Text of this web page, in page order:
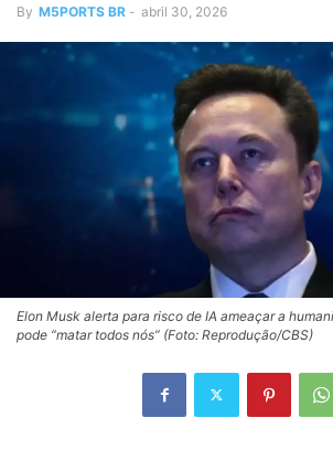
By M5PORTS BR - abril 30, 2026
Elon Musk alerta para risco de IA ameaçar a
pode “matar todos nós” (Foto: Reprodução/CBS)